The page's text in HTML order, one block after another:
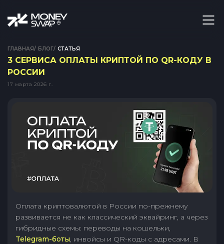
ГЛАВНАЯ/ БЛОГ/ СТАТЬЯ
3 СЕРВИСА ОПЛАТЫ КРИПТОЙ ПО QR-КОДУ В
РОССИИ
17 марта 2026 г.
Оплата криптовалютой в России по-прежнему
развивается не как классический эквайринг, а через
гибридные схемы: переводы на кошельки,
Telegram-боты, инвойсы и QR-коды с адресами. В